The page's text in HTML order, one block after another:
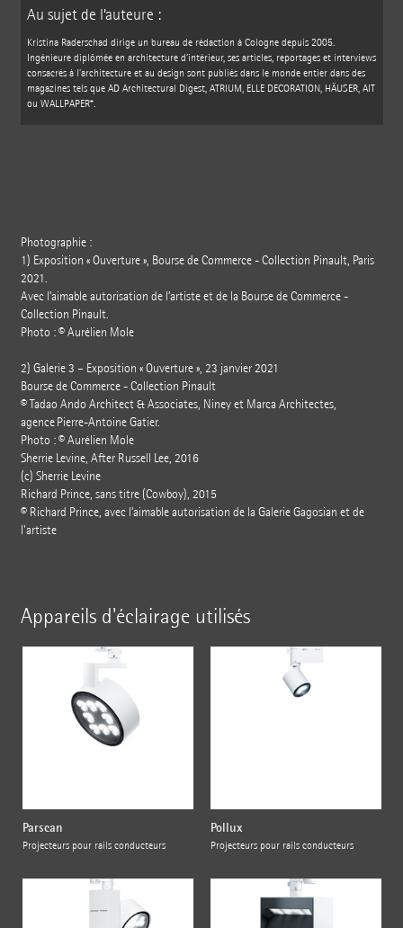
Au sujet de l’auteure :
Kristina Raderschad dirige un bureau de rédaction à Cologne depuis 2005.
Ingénieure diplômée en architecture d’intérieur, ses articles, reportages et interviews
consacrés à l’architecture et au design sont publiés dans le monde entier dans des
magazines tels que AD Architectural Digest, ATRIUM, ELLE DECORATION, HÄUSER, AIT
ou WALLPAPER*.
Photographie :
1) Exposition « Ouverture », Bourse de Commerce - Collection Pinault, Paris
2021.
Avec l’aimable autorisation de l’artiste et de la Bourse de Commerce -
Collection Pinault.
Photo : © Aurélien Mole
2) Galerie 3 – Exposition « Ouverture », 23 janvier 2021
Bourse de Commerce - Collection Pinault
© Tadao Ando Architect & Associates, Niney et Marca Architectes,
agence Pierre-Antoine Gatier.
Photo : © Aurélien Mole
Sherrie Levine, After Russell Lee, 2016
(c) Sherrie Levine
Richard Prince, sans titre (Cowboy), 2015
© Richard Prince, avec l’aimable autorisation de la Galerie Gagosian et de
l'artiste
Appareils d'éclairage utilisés
Parscan
Projecteurs pour rails conducteurs
Pollux
Projecteurs pour rails conducteurs